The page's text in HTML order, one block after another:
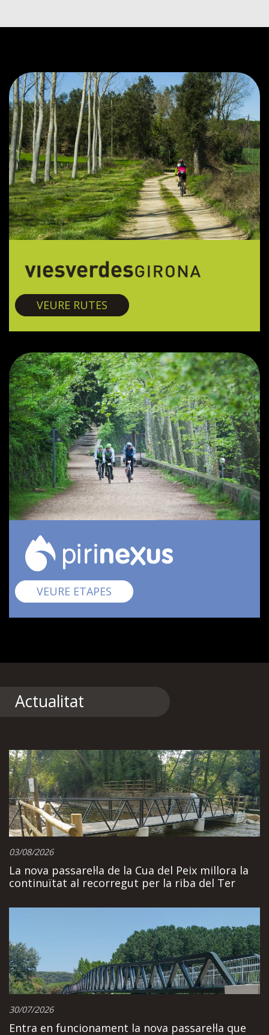
VEURE RUTES Vies verdes
VEURE ETAPES Pirinexus
Actualitat
03/08/2026
La nova passarel·la de la Cua del Peix millora la
continuïtat al recorregut per la riba del Ter
30/07/2026
Entra en funcionament la nova passarel·la que